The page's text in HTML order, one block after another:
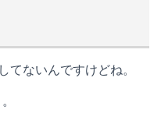
てないんですけどね。